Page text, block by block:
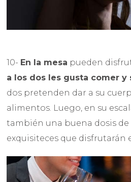
10- En la mesa pueden
a los dos les gusta comer y
dos pretenden dar a su
alimentos. Luego, en su
también una buena dosis
exquisiteces que disfrutarán